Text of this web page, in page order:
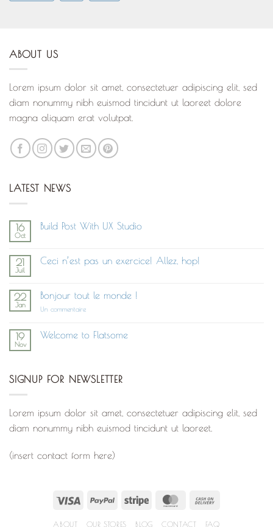
ABOUT US
Lorem ipsum dolor sit amet, consectetuer adipiscing elit, sed
diam nonummy nibh euismod tincidunt ut laoreet dolore
magna aliquam erat volutpat.
LATEST NEWS
16
Oct
Build Post With UX Studio
Build
Studio
21
Juil
Ceci n’est pas un exercice! Allez, hop!
Ceci
pas
Allez,
22
Jan
Bonjour tout le monde !
Un commentairesur
le
monde !
19
Nov
Welcome to Flatsome
to
SIGNUP FOR NEWSLETTER
Lorem ipsum dolor sit amet, consectetuer adipiscing elit, sed
diam nonummy nibh euismod tincidunt ut laoreet.
(insert contact form here)
Visa PayPal Stripe MasterCard
ABOUT OUR STORES BLOG CONTACT FAQ